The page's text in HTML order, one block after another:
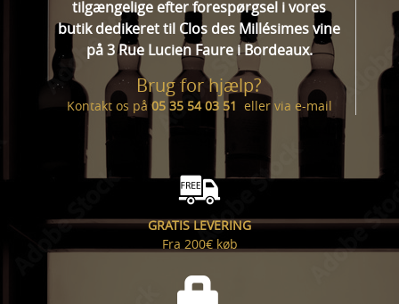
tilgængelige efter forespørgsel i vores
butik dedikeret til Clos des Millésimes vine
på 3 Rue Lucien Faure i Bordeaux.
Brug for hjælp?
Kontakt os på05 35 54 03 51 eller via e-mail
GRATIS LEVERING
Fra 200€ køb